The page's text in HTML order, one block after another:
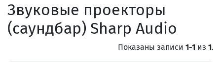
Звуковые проекторы
(саундбар) Sharp Audio
Показаны записи 1-1 из 1.